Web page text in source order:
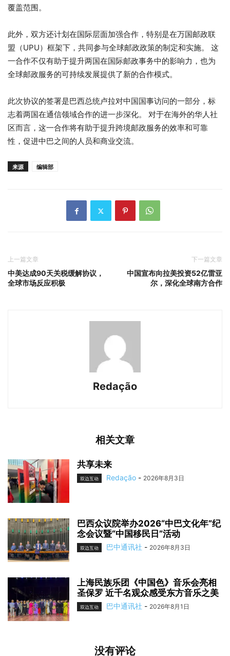
覆盖范围。
此外，双方还计划在国际层面加强合作，特别是在万国邮政联
盟（UPU）框架下，共同参与全球邮政政策的制定和实施。 这
一合作不仅有助于提升两国在国际邮政事务中的影响力，也为
全球邮政服务的可持续发展提供了新的合作模式。
此次协议的签署是巴西总统卢拉对中国国事访问的一部分，标
志着两国在通信领域合作的进一步深化。 对于在海外的华人社
区而言，这一合作将有助于提升跨境邮政服务的效率和可靠
性，促进中巴之间的人员和商业交流。
来源 编辑部
上一篇文章
中美达成90天关税缓解协议，
全球市场反应积极
下一篇文章
中国宣布向拉美投资52亿雷亚
尔，深化全球南方合作
Redação
相关文章
共享未来
双边互动 Redação - 2026年8月3日
巴西众议院举办2026“中巴文化年”纪
念会议暨“中国移民日”活动
双边互动 巴中通讯社 - 2026年8月3日
上海民族乐团《中国色》音乐会亮相
圣保罗 近千名观众感受东方音乐之美
双边互动 巴中通讯社 - 2026年8月1日
没有评论